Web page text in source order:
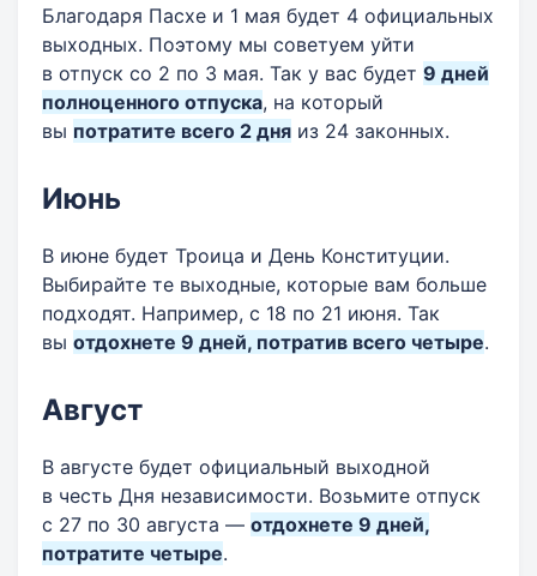
Благодаря Пасхе и 1 мая будет 4 официальных
выходных. Поэтому мы советуем уйти
в отпуск со 2 по 3 мая. Так у вас будет 9 дней
полноценного отпуска, на который
вы потратите всего 2 дня из 24 законных.
Июнь
В июне будет Троица и День Конституции.
Выбирайте те выходные, которые вам больше
подходят. Например, с 18 по 21 июня. Так
вы отдохнете 9 дней, потратив всего четыре.
Август
В августе будет официальный выходной
в честь Дня независимости. Возьмите отпуск
с 27 по 30 августа — отдохнете 9 дней,
потратите четыре.